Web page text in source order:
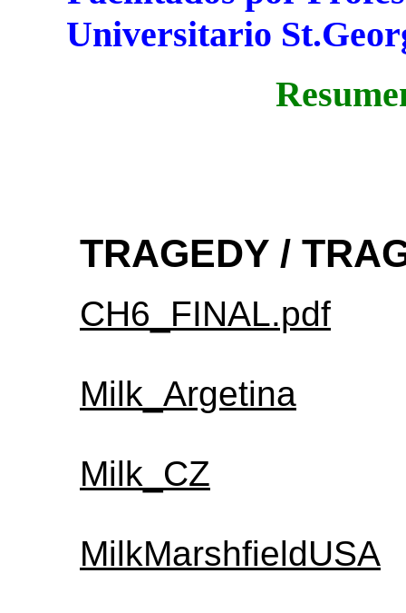
Universitario
TRAGEDY /
CH6_FINAL.pdf
Milk_Argetina
Milk_CZ
MilkMarshfieldUSA